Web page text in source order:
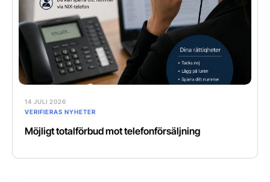
14 JULI 2026
VERIFIERAS NYHETER
Möjligt totalförbud mot telefonförsäljning